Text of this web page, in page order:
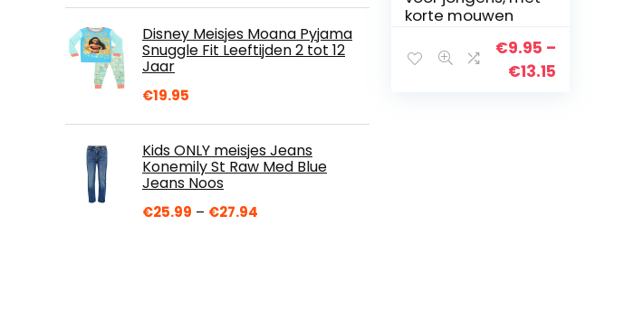
Disney Meisjes Moana Pyjama
Snuggle Fit Leeftijden 2 tot 12
Jaar
€19.95
Kids ONLY meisjes Jeans
Konemily St Raw Med Blue
Jeans Noos
€25.99 – €27.94
korte mouwen
€9.95 –
€13.15